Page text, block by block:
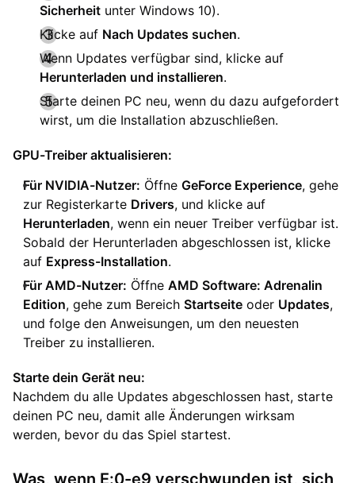
Sicherheit unter Windows 10).
Klicke auf Nach Updates suchen.
Wenn Updates verfügbar sind, klicke auf
Herunterladen und installieren.
Starte deinen PC neu, wenn du dazu aufgefordert
wirst, um die Installation abzuschließen.
GPU-Treiber aktualisieren:
Für NVIDIA-Nutzer: Öffne GeForce Experience, gehe
zur Registerkarte Drivers, und klicke auf
Herunterladen, wenn ein neuer Treiber verfügbar ist.
Sobald der Herunterladen abgeschlossen ist, klicke
auf Express-Installation.
Für AMD-Nutzer: Öffne AMD Software: Adrenalin
Edition, gehe zum Bereich Startseite oder Updates,
und folge den Anweisungen, um den neuesten
Treiber zu installieren.
Starte dein Gerät neu:
Nachdem du alle Updates abgeschlossen hast, starte
deinen PC neu, damit alle Änderungen wirksam
werden, bevor du das Spiel startest.
Was, wenn E:0-e9 verschwunden ist, sich